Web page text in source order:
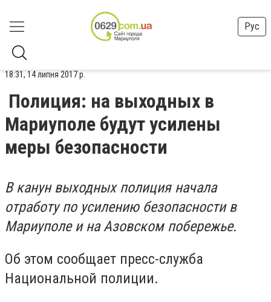
Рус
18:31, 14 липня 2017 р.
Полиция: на выходных в
Мариуполе будут усилены
меры безопасности
В канун выходных полиция начала
отработу по усилению безопасности в
Мариуполе и на Азовском побережье.
Об этом сообщает пресс-служба
Национальной полиции.